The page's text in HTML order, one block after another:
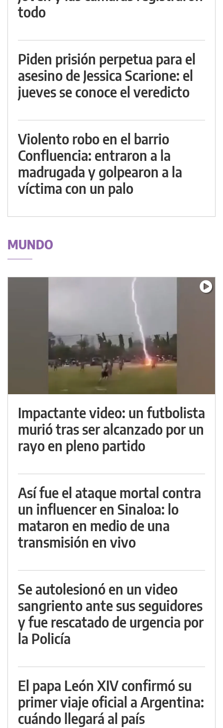
todo
Piden prisión perpetua para el
asesino de Jessica Scarione: el
jueves se conoce el veredicto
Violento robo en el barrio
Confluencia: entraron a la
madrugada y golpearon a la
víctima con un palo
MUNDO
Impactante video: un futbolista
murió tras ser alcanzado por un
rayo en pleno partido
Así fue el ataque mortal contra
un influencer en Sinaloa: lo
mataron en medio de una
transmisión en vivo
Se autolesionó en un video
sangriento ante sus seguidores
y fue rescatado de urgencia por
la Policía
El papa León XIV confirmó su
primer viaje oficial a Argentina:
cuándo llegará al país